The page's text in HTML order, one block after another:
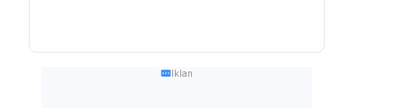
Iklan